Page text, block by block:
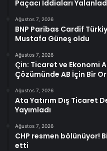
Paçacı İddiaları
Ağustos 7, 2026
BNP Paribas Cardif
Mustafa Güneş oldu
Ağustos 7, 2026
Çin: Ticaret ve Ekonomi
Çözümünde AB İçin Bir
Ağustos 7, 2026
Ata Yatırım Dış Ticaret
Yayımladı
Ağustos 7, 2026
CHP resmen bölünüyor!
etti